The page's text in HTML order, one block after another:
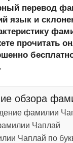
перевод
язык и
прочитать
обзора
фамилии
Чаплай
Чаплай по